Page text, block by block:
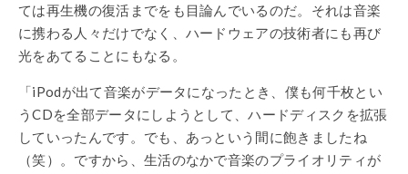
ては再生機の復活までをも目論んでいるのだ。それは音楽
に携わる人々だけでなく、ハードウェアの技術者にも再び
光をあてることにもなる。
「iPodが出て音楽がデータになったとき、僕も何千枚とい
うCDを全部データにしようとして、ハードディスクを拡張
していったんです。でも、あっという間に飽きましたね
（笑）。ですから、生活のなかで音楽のプライオリティが